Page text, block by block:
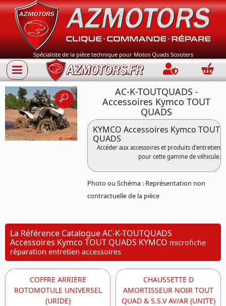
Spécialiste de la pièce technique pour Motos Quads Scooters
Connection
AC-K-TOUTQUADS -
Accessoires Kymco TOUT
QUADS
KYMCO Accessoires Kymco TOUT
QUADS
Accéder aux accessoires et produits d'entretien
pour cette gamme de véhicule.
Photo ou Schéma : Représentation non
contractuelle de la pièce
La Référence Catalogue AC-K-TOUTQUADS
Accessoires Kymco TOUT QUADS KYMCO microfiche
réparation entretien accessoires
COFFRE ARRIERE
ROTOMOTULE UNIVERSEL
(URIDE)
CHAUSSETTE D
AMORTISSEUR NOIR TOUT
QUAD & S.S.V AV/AR (UNITE)